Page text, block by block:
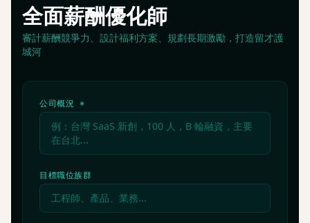
獲取免費架構評估→
全面薪酬優化師
審計薪酬競爭力、設計福利方案、規劃長期激勵，打造留才護
城河
公司概況 *
目標職位族群